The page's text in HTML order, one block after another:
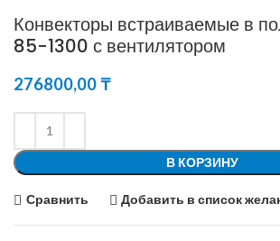
Конвекторы встраиваемые в
85-1300 с вентилятором
276800,00₸
В КОРЗИНУ
Сравнить Добавить в список